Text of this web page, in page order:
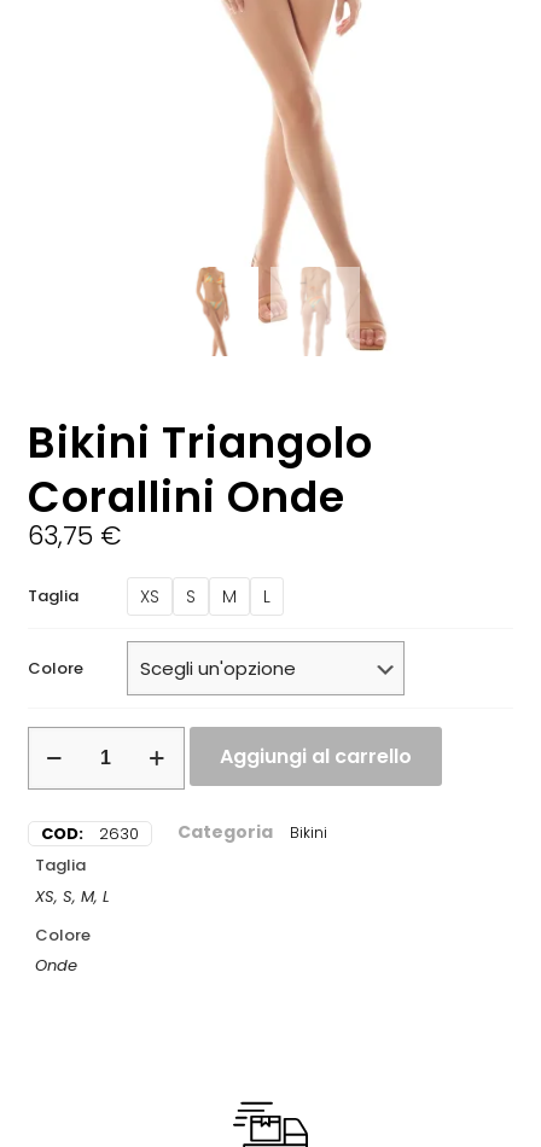
Bikini Triangolo
Corallini Onde
63,75 €
Taglia XS S M L
Colore
Aggiungi al carrello
COD: 2630 Categoria Bikini
Taglia
XS, S, M, L
Colore
Onde